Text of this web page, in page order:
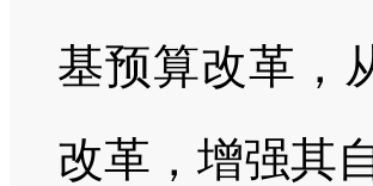
基预算改革，
改革，增强其